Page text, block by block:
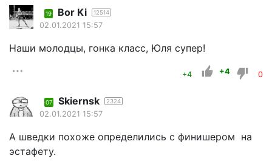
19 Bor Ki 12514
02.01.2021 15:57
Наши молодцы, гонка класс, Юля супер!
+4 +4 0
07 Skiernsk 2324
02.01.2021 15:57
А шведки похоже определились с финишером на
эстафету.